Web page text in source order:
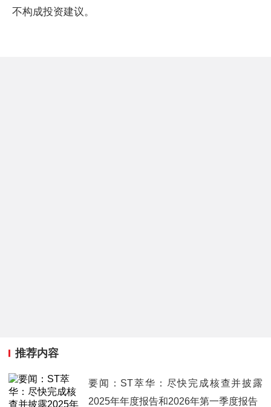
不构成投资建议。
推荐内容
要闻：ST萃华：尽快完成核查并披露
2025年年度报告和2026年第一季度报告